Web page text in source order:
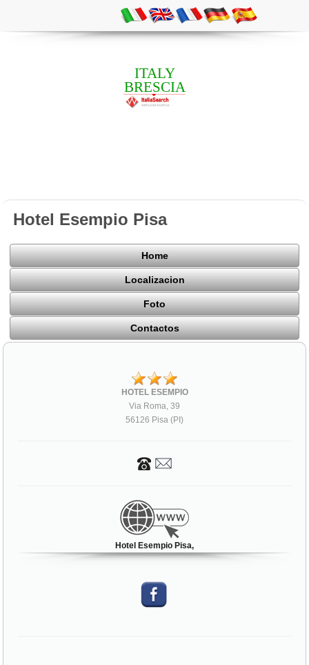
ITALY
BRESCIA
Hotel Esempio Pisa
Home
Localizacion
Foto
Contactos
HOTEL ESEMPIO
Via Roma, 39
56126 Pisa (PI)
Hotel Esempio Pisa,